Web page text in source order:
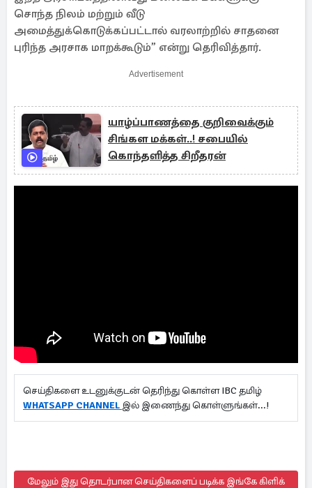
சொந்த நிலம் மற்றும் வீடு
அமைத்துக்கொடுக்கப்பட்டால் வரலாற்றில் சாதனை
புரிந்த அரசாக மாறக்கூடும்” என்று தெரிவித்தார்.
Advertisement
யாழ்ப்பாணத்தை குறிவைக்கும்
சிங்கள மக்கள்..! சபையில்
கொந்தளித்த சிறீதரன்
செய்திகளை உடனுக்குடன் தெரிந்து கொள்ள IBC தமிழ்
WHATSAPP CHANNEL இல் இணைந்து கொள்ளுங்கள்...!
மேலும் இது தொடர்பான செய்திகளைப் படிக்க இங்கே கிளிக்